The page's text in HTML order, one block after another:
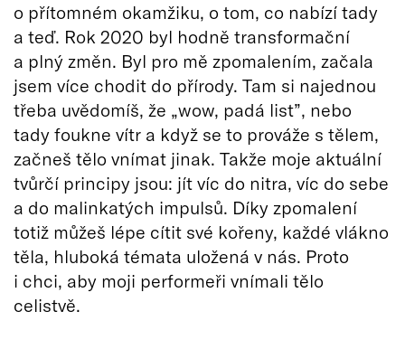
o přítomném okamžiku, o tom, co nabízí tady
a teď. Rok 2020 byl hodně transformační
a plný změn. Byl pro mě zpomalením, začala
jsem více chodit do přírody. Tam si najednou
třeba uvědomíš, že „wow, padá list”, nebo
tady foukne vítr a když se to prováže s tělem,
začneš tělo vnímat jinak. Takže moje aktuální
tvůrčí principy jsou: jít víc do nitra, víc do sebe
a do malinkatých impulsů. Díky zpomalení
totiž můžeš lépe cítit své kořeny, každé vlákno
těla, hluboká témata uložená v nás. Proto
i chci, aby moji performeři vnímali tělo
celistvě.